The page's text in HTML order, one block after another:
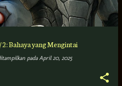
Bahaya yang Mengintai
padaApril 20, 2025